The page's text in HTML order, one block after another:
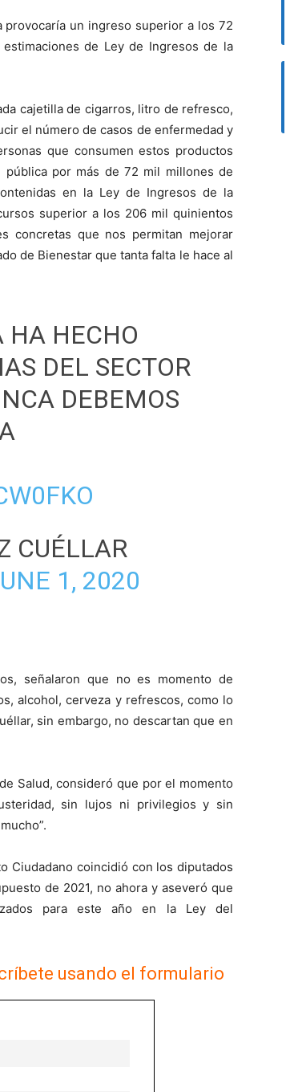
provocaría un ingreso superior a los 72
de Ley de Ingresos de la
cajetilla de cigarros, litro de refresco,
el número de casos de enfermedad y
que consumen estos productos
pública por más de 72 mil millones de
en la Ley de Ingresos de la
superior a los 206 mil quinientos
concretas que nos permitan mejorar
de Bienestar que tanta falta le hace al
HA HECHO
DEL SECTOR
DEBEMOS
CUÉLLAR
1, 2020
señalaron que no es momento de
alcohol, cerveza y refrescos, como lo
sin embargo, no descartan que en
Salud, consideró que por el momento
sin lujos ni privilegios y sin
Ciudadano coincidió con los diputados
de 2021, no ahora y aseveró que
para este año en la Ley del
usando el formulario